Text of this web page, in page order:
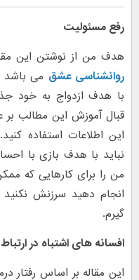
رفع مسئولیت
هدف من از نوشتن این
روانشناسی عشق می باشد
با هدف ازدواج به خود
قبال آموزش این مطالب
این اطلاعات استفاده
نباید با هدف بازی با
من را برای کارهایی که
انجام دهید سرزنش
گیرم.
افسانه های اشتباه در
این مقاله بر اساس رفتار